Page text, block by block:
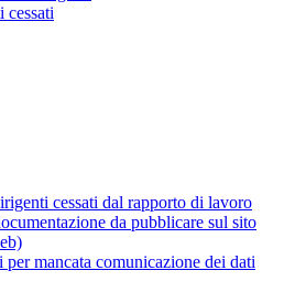
cessati
cessati dal rapporto di lavoro
da pubblicare sul sito
per mancata comunicazione dei dati